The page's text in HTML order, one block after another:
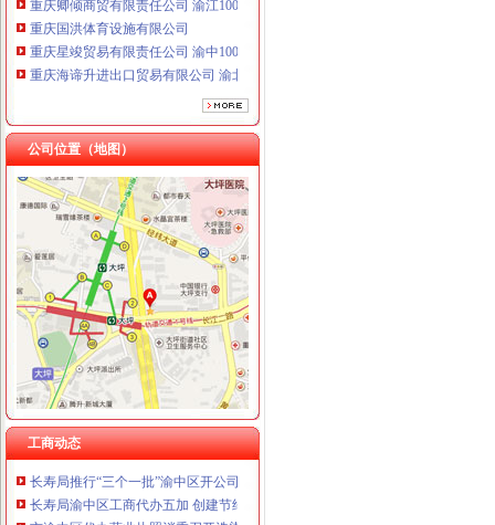
重庆国洪体育设施有限公司
重庆星竣贸易有限责任公司 渝中100万 （进出口权）
重庆海谛升进出口贸易有限公司 渝北100万 （进出口权）
重庆奕欣锦诚商贸有限公司 渝九50万 （工商注册）
重庆信同广告有限公司 渝沙50万 （工商注册）
重庆三虹房地产营销策划有限公司
重庆宝鹰汽车销售有限公司
公司位置（地图）
工商动态
工商动态
高新区局渝中区工商代办顺利通过学改活动抽查考核
长寿局渝中区办执照五方面入手提高议提案办理质量
市渝中区开公司局副巡视员刘伍伦率队检查大足县煤矿安全工作
重庆市渝中区代办工商执照工商局12315综合指挥调度中心5月份受理况
南川局五项措施贯彻落实市渝中区工商代办第三次代会精
垫江局针对五大问题开展“六一”渝中区公司注销校园食品专项整
高新园局渝中区工商登记四突出狠抓食品安全监管
长寿局推行“三个一批”渝中区开公司实施品牌区战略
长寿局渝中区工商代办五加 创建节约型机关
市渝中区代办营业执照消委召开洗染行业消费争议研讨会